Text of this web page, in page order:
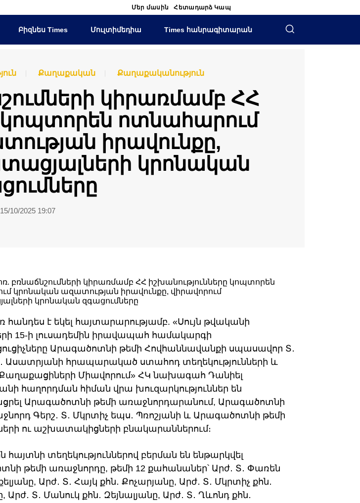
Մեր մասին Հետադարձ Կապ
Բիզնես Times Մուլտիմեդիա Times հանրագիտարան
Քաղաքական Քաղաքականություն
կիրառմամբ ՀՀ
կոպտորեն ոտնահարում
իրավունքը,
կրոնական
15/10/2025 19:07
հանդես է եկել հայտարարությամբ. «Սույն թվականի
15-ի լուսադեմին իրավապահ համակարգի
Արագածոտնի թեմի Հովհաննավանքի սպասավոր Տ․
Ասատրյանի հրապարակած ստահոդ տեղեկությունների և
Միավորում» ՀԿ նախագահ Դանիել
հաղորդման հիման վրա խուզարկություններ են
Արագածոտնի թեմի առաջնորդարանում, Արագածոտնի
Գերշ․ Տ․ Մկրտիչ եպս․ Պռոշյանի և Արագածոտնի թեմի
ու աշխատակիցների բնակարաններում։
հայտնի տեղեկություններով բերման են ենթարկվել
թեմի առաջնորդը, թեմի 12 քահանաներ՝ Արժ․ Տ․ Փառեն
Արժ․ Տ․ Հայկ քհն․ Քոչարյանը, Արժ․ Տ․ Մկրտիչ քհն․
Արժ․ Տ․ Մանուկ քհն․ Զեյնալյանը, Արժ․ Տ․ Ղևոնդ քհն․